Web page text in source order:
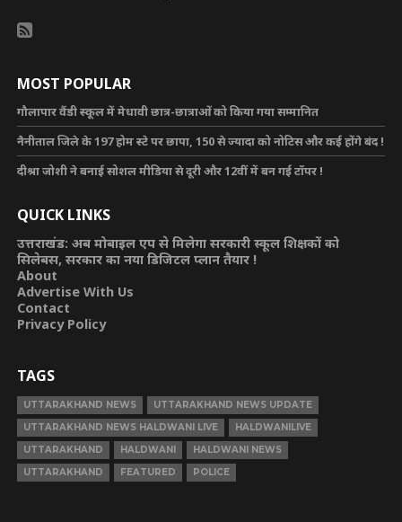
MOST POPULAR
गौलापार वैंडी स्कूल में मेधावी छात्र-छात्राओं को किया गया सम्मानित
नैनीताल जिले के 197 होम स्टे पर छापा, 150 से ज्यादा को नोटिस और कई होंगे बंद !
दीश्रा जोशी ने बनाई सोशल मीडिया से दूरी और 12वीं में बन गई टॉपर !
QUICK LINKS
उत्तराखंड: अब मोबाइल एप से मिलेगा सरकारी स्कूल शिक्षकों को
सिलेबस, सरकार का नया डिजिटल प्लान तैयार !
About
Advertise With Us
Contact
Privacy Policy
TAGS
UTTARAKHAND NEWS
UTTARAKHAND NEWS UPDATE
UTTARAKHAND NEWS HALDWANI LIVE
HALDWANILIVE
UTTARAKHAND
HALDWANI
HALDWANI NEWS
UTTARAKHAND
FEATURED POLICE